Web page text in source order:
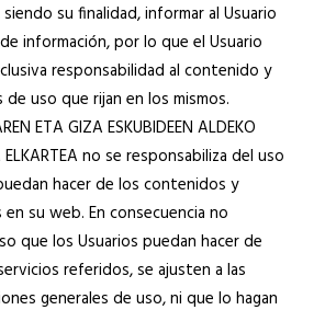
su finalidad, informar al Usuario
información, por lo que el Usuario
responsabilidad al contenido y
uso que rijan en los mismos.
ETA GIZA ESKUBIDEEN ALDEKO
ELKARTEA no se responsabiliza del uso
hacer de los contenidos y
su web. En consecuencia no
que los Usuarios puedan hacer de
referidos, se ajusten a las
generales de uso, ni que lo hagan